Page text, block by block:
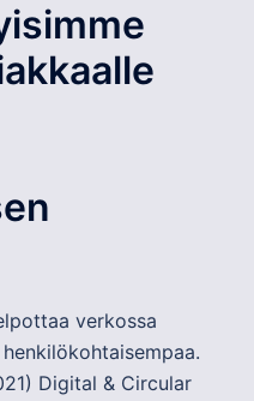
verkossa
Digital & Circular